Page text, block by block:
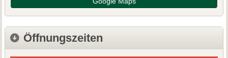
Öffnungszeiten